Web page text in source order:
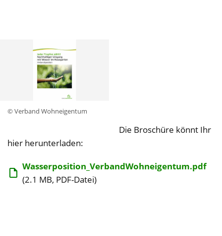
© Verband Wohneigentum
Die Broschüre könnt Ihr
hier herunterladen:
Wasserposition_VerbandWohneigentum.pdf
(2.1 MB, PDF-Datei)